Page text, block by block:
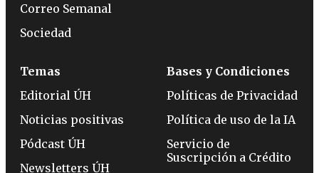
Correo Semanal
Sociedad
Temas
Editorial ÚH
Noticias positivas
Pódcast ÚH
Newsletters ÚH
Bases y Condiciones
Políticas de Privacidad
Política de uso de la IA
Servicio de
Suscripción a Crédito